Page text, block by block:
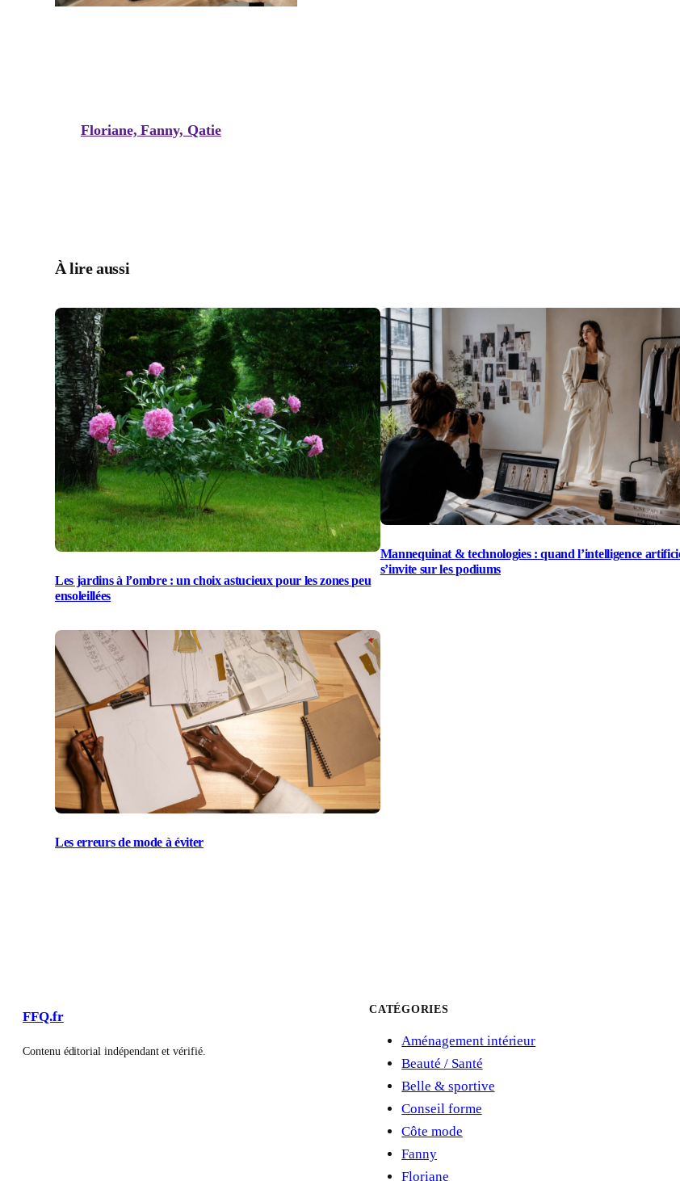
Floriane, Fanny, Qatie
À lire aussi
Les jardins à l’ombre : un choix astucieux pour les zones peu
ensoleillées
Mannequinat & technologies : quand l’intelligence
s’invite sur les podiums
Les erreurs de mode à éviter
FFQ.fr
Contenu éditorial indépendant et vérifié.
CATÉGORIES
Aménagement intérieur
Beauté / Santé
Belle & sportive
Conseil forme
Côte mode
Fanny
Floriane